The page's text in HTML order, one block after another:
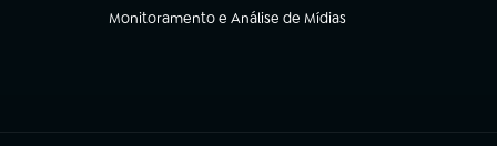
Monitoramento e Análise de Mídias
(abre em nova aba)